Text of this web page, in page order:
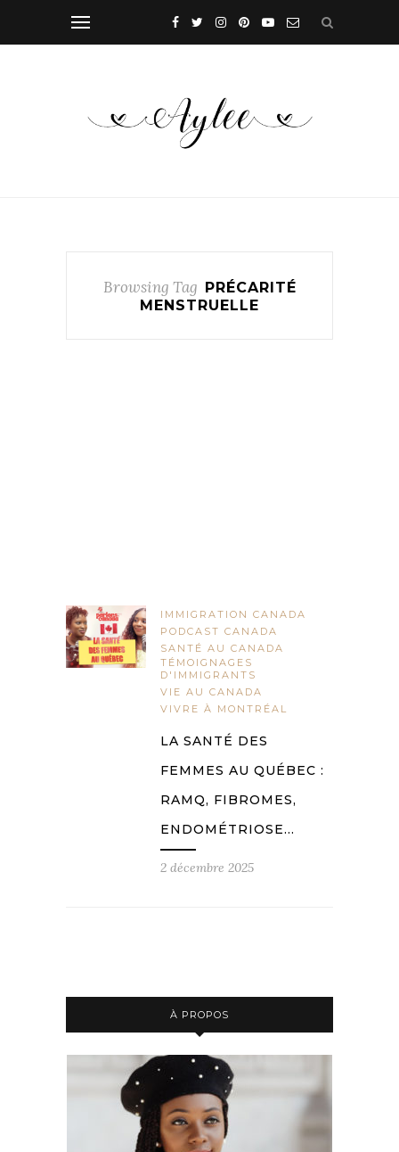
Browsing Tag
PRÉCARITÉ
MENSTRUELLE
IMMIGRATION CANADA
PODCAST CANADA
SANTÉ AU CANADA
TÉMOIGNAGES
D'IMMIGRANTS
VIE AU CANADA
VIVRE À MONTRÉAL
LA SANTÉ DES
FEMMES AU QUÉBEC :
RAMQ, FIBROMES,
ENDOMÉTRIOSE…
2 décembre 2025
À PROPOS